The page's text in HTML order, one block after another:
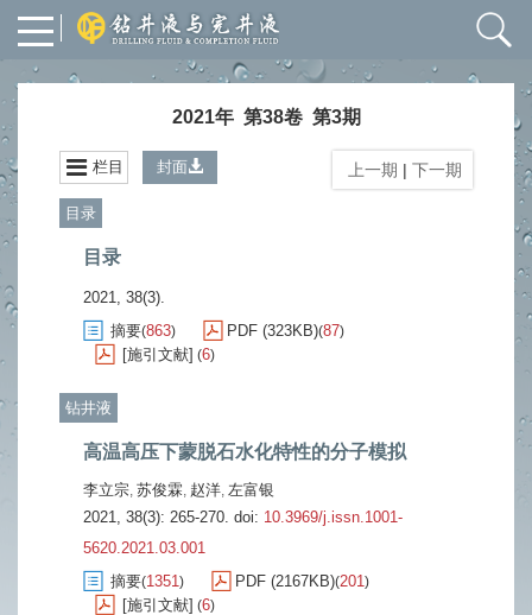
2021年 第38卷 第3期
栏目 封面 上一期 | 下一期
目录
目录
2021, 38(3).
摘要(863) PDF (323KB)(87)
[施引文献] (6)
钻井液
高温高压下蒙脱石水化特性的分子模拟
李立宗, 苏俊霖, 赵洋, 左富银
2021, 38(3): 265-270. doi: 10.3969/j.issn.1001-
5620.2021.03.001
摘要(1351) PDF (2167KB)(201)
[施引文献] (6)